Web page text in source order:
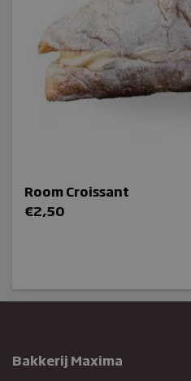
Room Croissant
€2,50
Bakkerij Maxima
CookieScriptConsent
sbjs_udata